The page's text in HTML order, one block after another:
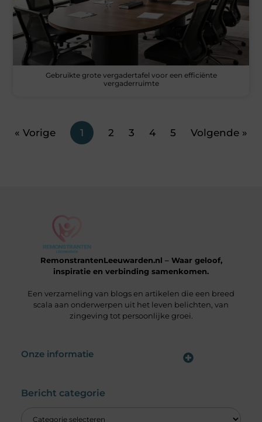
Gebruikte grote vergadertafel voor een efficiënte
vergaderruimte
« Vorige 1 2 3 4 5 Volgende »
RemonstrantenLeeuwarden.nl – Waar geloof,
inspiratie en verbinding samenkomen.
Een verzameling van blogs en artikelen die een breed
scala aan onderwerpen uit het leven belichten, van
zingeving tot persoonlijke groei.
Onze informatie
Bericht categorie